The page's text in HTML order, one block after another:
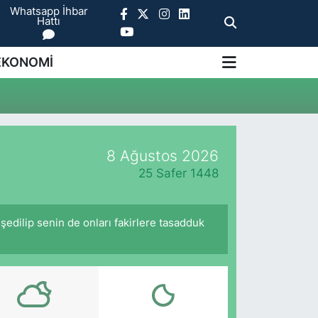
Whatsapp İhbar
Hattı
8 Ağustos 2026
25 Safer 1448
senin de onları fakirlere tasadduk